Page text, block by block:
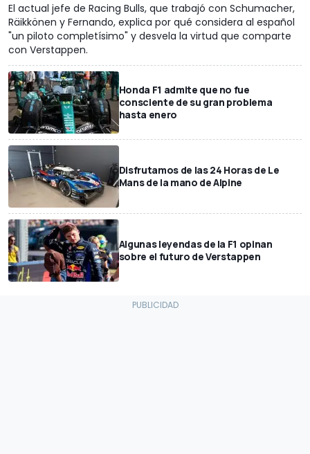
El actual jefe de Racing Bulls, que trabajó con Schumacher,
Räikkönen y Fernando, explica por qué considera al español
"un piloto completísimo" y desvela la virtud que comparte
con Verstappen.
Honda F1 admite que no fue
consciente de su gran problema
hasta enero
Disfrutamos de las 24 Horas de Le
Mans de la mano de Alpine
Algunas leyendas de la F1 opinan
sobre el futuro de Verstappen